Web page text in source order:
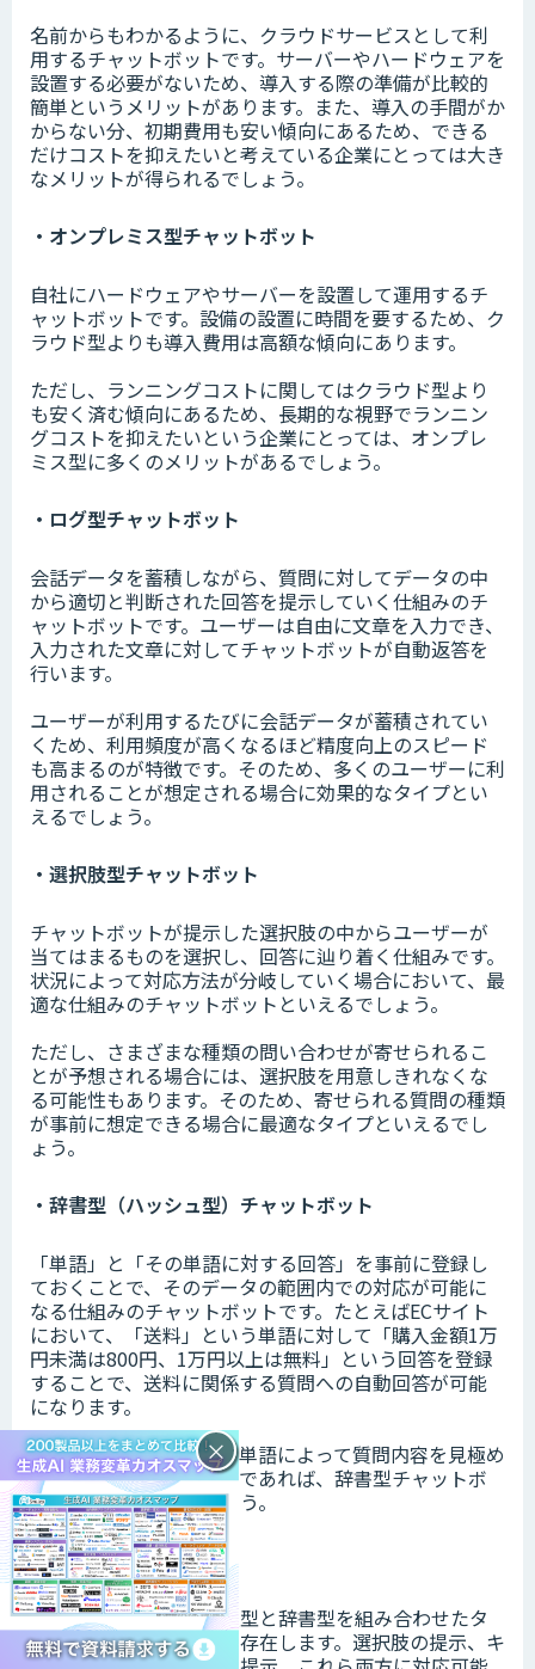
名前からもわかるように、クラウドサービスとして利
用するチャットボットです。サーバーやハードウェアを
設置する必要がないため、導入する際の準備が比較的
簡単というメリットがあります。また、導入の手間がか
からない分、初期費用も安い傾向にあるため、できる
だけコストを抑えたいと考えている企業にとっては大き
なメリットが得られるでしょう。
・オンプレミス型チャットボット
自社にハードウェアやサーバーを設置して運用するチ
ャットボットです。設備の設置に時間を要するため、ク
ラウド型よりも導入費用は高額な傾向にあります。
ただし、ランニングコストに関してはクラウド型より
も安く済む傾向にあるため、長期的な視野でランニン
グコストを抑えたいという企業にとっては、オンプレ
ミス型に多くのメリットがあるでしょう。
・ログ型チャットボット
会話データを蓄積しながら、質問に対してデータの中
から適切と判断された回答を提示していく仕組みのチ
ャットボットです。ユーザーは自由に文章を入力でき、
入力された文章に対してチャットボットが自動返答を
行います。
ユーザーが利用するたびに会話データが蓄積されてい
くため、利用頻度が高くなるほど精度向上のスピード
も高まるのが特徴です。そのため、多くのユーザーに利
用されることが想定される場合に効果的なタイプとい
えるでしょう。
・選択肢型チャットボット
チャットボットが提示した選択肢の中からユーザーが
当てはまるものを選択し、回答に辿り着く仕組みです。
状況によって対応方法が分岐していく場合において、最
適な仕組みのチャットボットといえるでしょう。
ただし、さまざまな種類の問い合わせが寄せられるこ
とが予想される場合には、選択肢を用意しきれなくな
る可能性もあります。そのため、寄せられる質問の種類
が事前に想定できる場合に最適なタイプといえるでし
ょう。
・辞書型（ハッシュ型）チャットボット
「単語」と「その単語に対する回答」を事前に登録し
ておくことで、そのデータの範囲内での対応が可能に
なる仕組みのチャットボットです。たとえばECサイト
において、「送料」という単語に対して「購入金額1万
円未満は800円、1万円以上は無料」という回答を登録
することで、送料に関係する質問への自動回答が可能
になります。
想定する利用シーンが「単語によって質問内容を見極め
ることが容易なケース」であれば、辞書型チャットボ
ットが向いているでしょう。
・選択肢型＆辞書型
上記でご紹介した選択肢型と辞書型を組み合わせたタ
イプのチャットボットも存在します。選択肢の提示、キ
×